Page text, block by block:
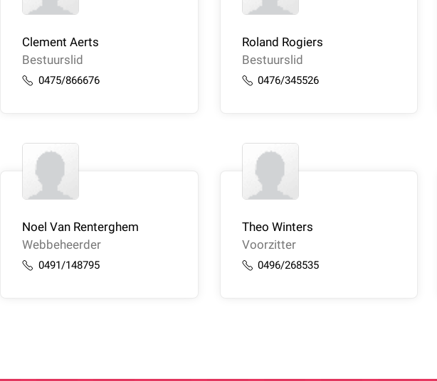
Clement Aerts
Bestuurslid
0475/866676
Roland Rogiers
Bestuurslid
0476/345526
Noel Van Renterghem
Webbeheerder
0491/148795
Theo Winters
Voorzitter
0496/268535